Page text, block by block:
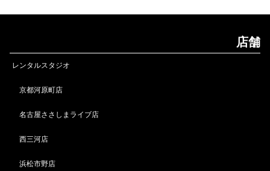
店舗
レンタルスタジオ
京都河原町店
名古屋ささしまライブ店
西三河店
浜松市野店